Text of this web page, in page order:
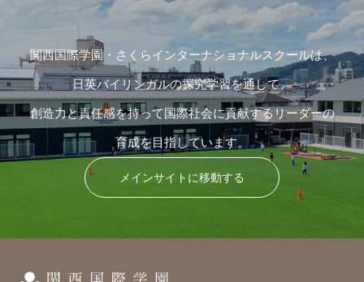
関西国際学園・さくらインターナショナルスクールは、
日英バイリンガルの探究学習を通して、
創造力と責任感を持って国際社会に貢献するリーダーの
育成を目指しています。
メインサイトに移動する